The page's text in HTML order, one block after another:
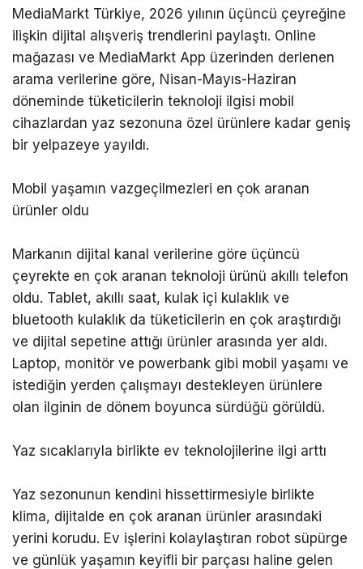
MediaMarkt Türkiye, 2026 yılının üçüncü çeyreğine
ilişkin dijital alışveriş trendlerini paylaştı. Online
mağazası ve MediaMarkt App üzerinden derlenen
arama verilerine göre, Nisan-Mayıs-Haziran
döneminde tüketicilerin teknoloji ilgisi mobil
cihazlardan yaz sezonuna özel ürünlere kadar geniş
bir yelpazeye yayıldı.
Mobil yaşamın vazgeçilmezleri en çok aranan
ürünler oldu
Markanın dijital kanal verilerine göre üçüncü
çeyrekte en çok aranan teknoloji ürünü akıllı telefon
oldu. Tablet, akıllı saat, kulak içi kulaklık ve
bluetooth kulaklık da tüketicilerin en çok araştırdığı
ve dijital sepetine attığı ürünler arasında yer aldı.
Laptop, monitör ve powerbank gibi mobil yaşamı ve
istediğin yerden çalışmayı destekleyen ürünlere
olan ilginin de dönem boyunca sürdüğü görüldü.
Yaz sıcaklarıyla birlikte ev teknolojilerine ilgi arttı
Yaz sezonunun kendini hissettirmesiyle birlikte
klima, dijitalde en çok aranan ürünler arasındaki
yerini korudu. Ev işlerini kolaylaştıran robot süpürge
ve günlük yaşamın keyifli bir parçası haline gelen